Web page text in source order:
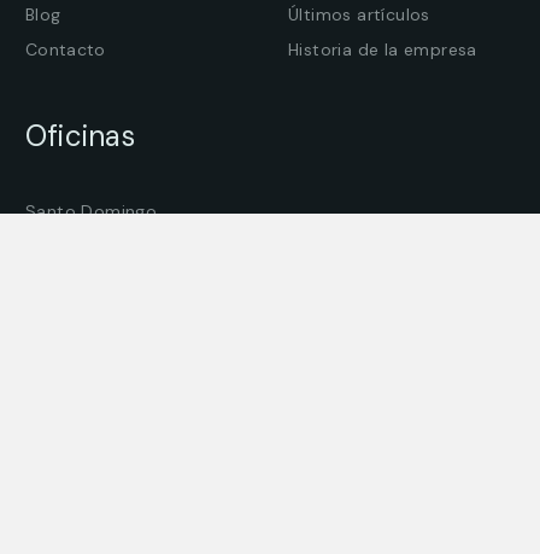
Blog
Contacto
Últimos artículos
Historia de la empresa
Oficinas
Santo Domingo